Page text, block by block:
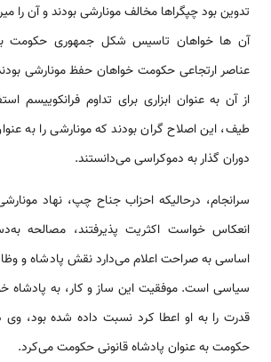
تدوین بود چپگراها مخالف مونارشی بودند و آن را
آن ها خواهان تاسیس شکل جمهوری حکومت
عناصر ارتجاعی حکومت خواهان حفظ مونارشی
از آن به عنوان ابزاری برای تداوم فرانکوییسم
طیف، این اصلاح گران بودند که مونارشی را به
دوران گذار به دموکراسی می‌دانستند.
سرانجام، درحالیکه احزاب جناح چپ، نهاد
انعکاس خواست اکثریت پذیرفتند، مصالحه
اساسی به صراحت اعلام می‌دارد نقش پادشاه و
سیاسی است. موفقیت این ساز و کار، به پادشاه
قدرت را به او اعطا کرد نسبت داده شده بود،
حکومت به عنوان پادشاه قانونی حکومت می‌کرد.